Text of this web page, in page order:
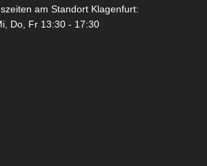
am Standort Klagenfurt:
Do, Fr 13:30 - 17:30